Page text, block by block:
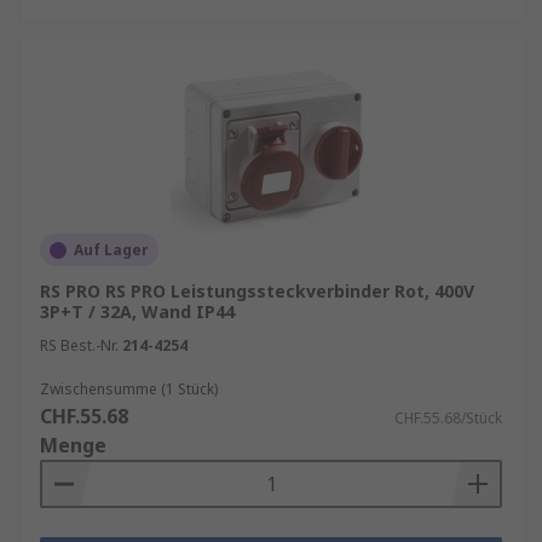
komplette Energieverteilungslösungen
umzusetzen. Zusätzlich profitieren Kunden von
Better World
Produkten, die
energieeffiziente und umweltbewusste
Anwendungen unterstützen. Mit Services wie
Procurement Solutions
effiziente Beschaffung, optimierte Lagerhaltung
und maximale Verfügbarkeit – ideal für
industrielle Anwendungen und professionelle
Auf Lager
RS PRO RS PRO Leistungssteckverbinder Rot, 400V
3P+T / 32A, Wand IP44
RS Best.-Nr. 214-4254
Zwischensumme (1 Stück)
CHF.55.68 CHF.55.68/Stück
Menge